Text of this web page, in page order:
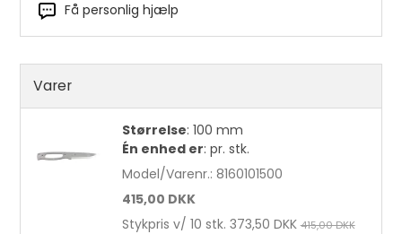
Få personlig hjælp
Varer
Størrelse: 100 mm
Én enhed er: pr. stk.
Model/Varenr.: 8160101500
415,00 DKK
Stykpris v/ 10 stk. 373,50 DKK 415,00 DKK